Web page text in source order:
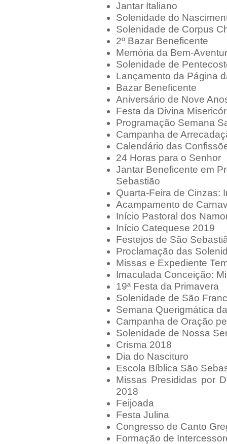
Jantar Italiano
Solenidade do
Solenidade de Corpus
2º Bazar Beneficente
Memória da Bem-
Solenidade de
Lançamento da Página
Bazar Beneficente
Aniversário de Nove
Festa da Divina
Programação Semana
Campanha de
Calendário das
24 Horas para o Senhor
Jantar Beneficente em
Sebastião
Quarta-Feira de Cinzas:
Acampamento de
Início Pastoral dos
Início Catequese 2019
Festejos de São
Proclamação das
Missas e Expediente
Imaculada Conceição:
19ª Festa da Primavera
Solenidade de São
Semana Querigmática
Campanha de Oração
Solenidade de Nossa
Crisma 2018
Dia do Nascituro
Escola Bíblica São
Missas Presididas por
2018
Feijoada
Festa Julina
Congresso de Canto
Formação de